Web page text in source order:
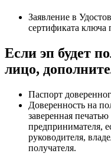
Заявление в
сертификата ключа
Если эп будет
лицо,
Паспорт
Доверенность на
заверенная
предпринимателя,
руководителя,
получателя.